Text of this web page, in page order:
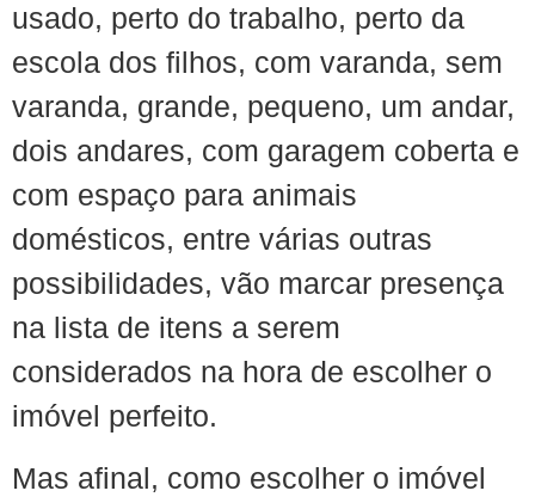
usado, perto do trabalho, perto da
escola dos filhos, com varanda, sem
varanda, grande, pequeno, um andar,
dois andares, com garagem coberta e
com espaço para animais
domésticos, entre várias outras
possibilidades, vão marcar presença
na lista de itens a serem
considerados na hora de escolher o
imóvel perfeito.
Mas afinal, como escolher o imóvel